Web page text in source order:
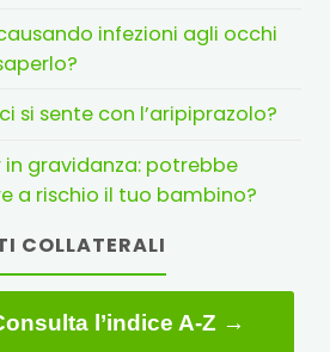
infezioni agli occhi
si sente con l’aripiprazolo?
in gravidanza: potrebbe
a rischio il tuo bambino?
COLLATERALI
l’indice A-Z →